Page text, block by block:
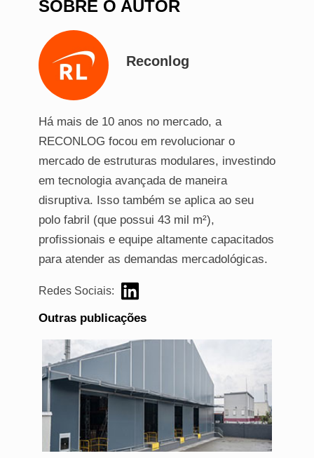
SOBRE O AUTOR
Reconlog
Há mais de 10 anos no mercado, a
RECONLOG focou em revolucionar o
mercado de estruturas modulares, investindo
em tecnologia avançada de maneira
disruptiva. Isso também se aplica ao seu
polo fabril (que possui 43 mil m²),
profissionais e equipe altamente capacitados
para atender as demandas mercadológicas.
Redes Sociais:
Outras publicações